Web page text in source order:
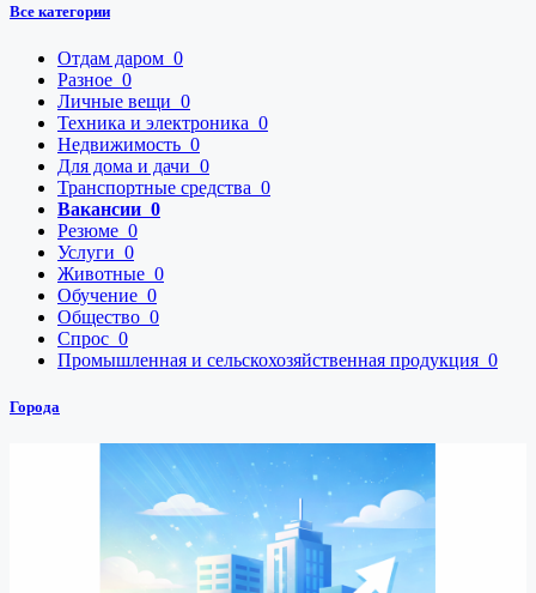
Все категории
Отдам даром 0
Разное 0
Личные вещи 0
Техника и электроника 0
Недвижимость 0
Для дома и дачи 0
Транспортные средства 0
Вакансии 0
Резюме 0
Услуги 0
Животные 0
Обучение 0
Общество 0
Спрос 0
Промышленная и сельскохозяйственная продукция 0
Города